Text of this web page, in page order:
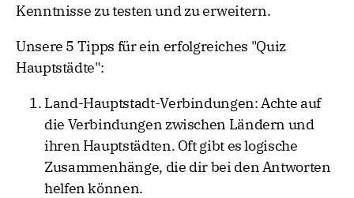
Kenntnisse zu testen und zu erweitern.
Unsere 5 Tipps für ein erfolgreiches "Quiz
Hauptstädte":
Land-Hauptstadt-Verbindungen: Achte auf
die Verbindungen zwischen Ländern und
ihren Hauptstädten. Oft gibt es logische
Zusammenhänge, die dir bei den Antworten
helfen können.